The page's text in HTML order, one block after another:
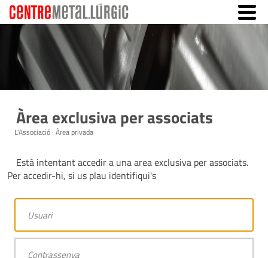
Àrea exclusiva per associats
L'Associació · Àrea privada
Està intentant accedir a una area exclusiva per associats.
Per accedir-hi, si us plau identifiqui's